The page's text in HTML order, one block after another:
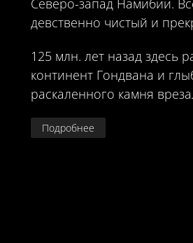
Северо-запад Намибии.
девственно чистый и
125 млн. лет назад здесь
континент Гондвана и
раскаленного камня
Подробнее